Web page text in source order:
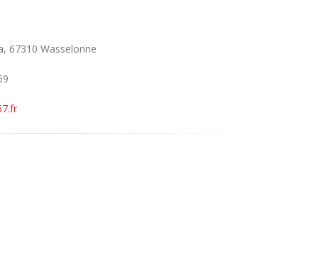
67310 Wasselonne